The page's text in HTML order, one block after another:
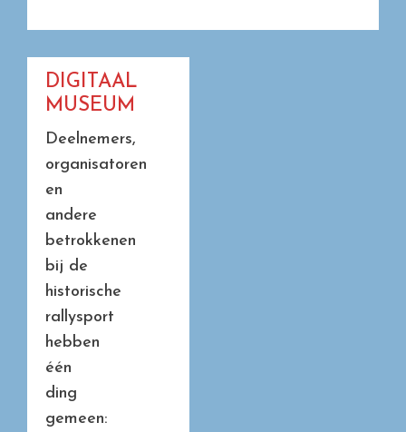
DIGITAAL
MUSEUM
Deelnemers,
organisatoren
en
andere
betrokkenen
bij de
historische
rallysport
hebben
één
ding
gemeen: